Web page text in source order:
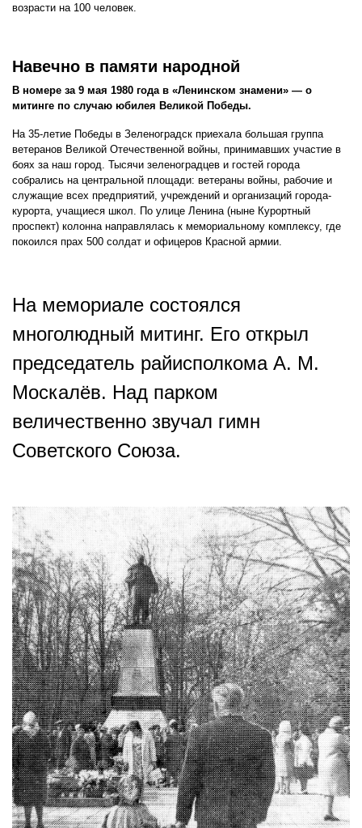
возрасти на 100 человек.
Навечно в памяти народной
В номере за 9 мая 1980 года в «Ленинском знамени» — о
митинге по случаю юбилея Великой Победы.
На 35-летие Победы в Зеленоградск приехала большая группа
ветеранов Великой Отечественной войны, принимавших участие в
боях за наш город. Тысячи зеленоградцев и гостей города
собрались на центральной площади: ветераны войны, рабочие и
служащие всех предприятий, учреждений и организаций города-
курорта, учащиеся школ. По улице Ленина (ныне Курортный
проспект) колонна направлялась к мемориальному комплексу, где
покоился прах 500 солдат и офицеров Красной армии.
На мемориале состоялся
многолюдный митинг. Его открыл
председатель райисполкома А. М.
Москалёв. Над парком
величественно звучал гимн
Советского Союза.